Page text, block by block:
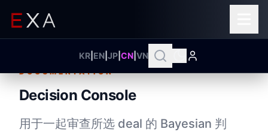
KR EN JP CN VN
DOCUMENTATION
Decision Console
用于一起审查所选 deal 的 Bayesian 判